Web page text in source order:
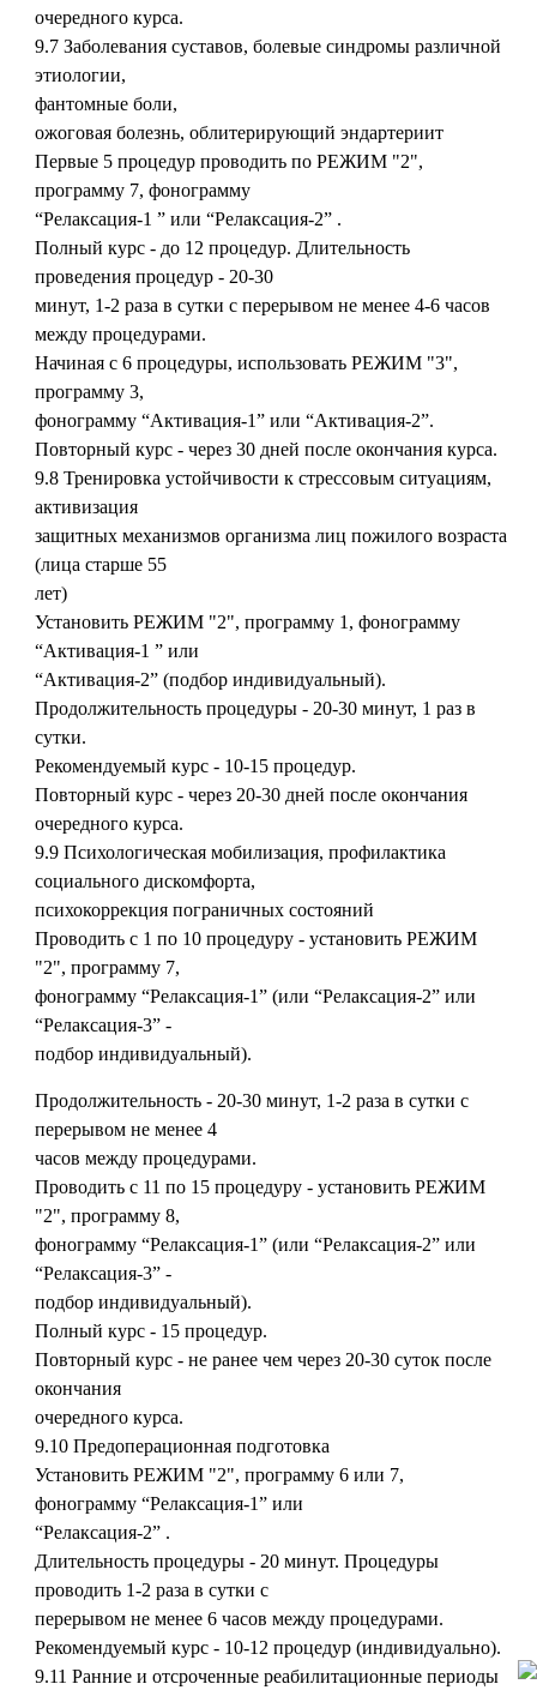
очередного курса.
9.7 Заболевания суставов, болевые синдромы различной
этиологии,
фантомные боли,
ожоговая болезнь, облитерирующий эндартериит
Первые 5 процедур проводить по РЕЖИМ "2",
программу 7, фонограмму
“Релаксация-1 ” или “Релаксация-2” .
Полный курс - до 12 процедур. Длительность
проведения процедур - 20-30
минут, 1-2 раза в сутки с перерывом не менее 4-6 часов
между процедурами.
Начиная с 6 процедуры, использовать РЕЖИМ "3",
программу 3,
фонограмму “Активация-1” или “Активация-2”.
Повторный курс - через 30 дней после окончания курса.
9.8 Тренировка устойчивости к стрессовым ситуациям,
активизация
защитных механизмов организма лиц пожилого возраста
(лица старше 55
лет)
Установить РЕЖИМ "2", программу 1, фонограмму
“Активация-1 ” или
“Активация-2” (подбор индивидуальный).
Продолжительность процедуры - 20-30 минут, 1 раз в
сутки.
Рекомендуемый курс - 10-15 процедур.
Повторный курс - через 20-30 дней после окончания
очередного курса.
9.9 Психологическая мобилизация, профилактика
социального дискомфорта,
психокоррекция пограничных состояний
Проводить с 1 по 10 процедуру - установить РЕЖИМ
"2", программу 7,
фонограмму “Релаксация-1” (или “Релаксация-2” или
“Релаксация-3” -
подбор индивидуальный).
Продолжительность - 20-30 минут, 1-2 раза в сутки с
перерывом не менее 4
часов между процедурами.
Проводить с 11 по 15 процедуру - установить РЕЖИМ
"2", программу 8,
фонограмму “Релаксация-1” (или “Релаксация-2” или
“Релаксация-3” -
подбор индивидуальный).
Полный курс - 15 процедур.
Повторный курс - не ранее чем через 20-30 суток после
окончания
очередного курса.
9.10 Предоперационная подготовка
Установить РЕЖИМ "2", программу 6 или 7,
фонограмму “Релаксация-1” или
“Релаксация-2” .
Длительность процедуры - 20 минут. Процедуры
проводить 1-2 раза в сутки с
перерывом не менее 6 часов между процедурами.
Рекомендуемый курс - 10-12 процедур (индивидуально).
9.11 Ранние и отсроченные реабилитационные периоды